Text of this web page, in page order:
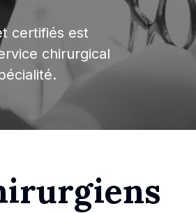
certifiés est
chirurgical